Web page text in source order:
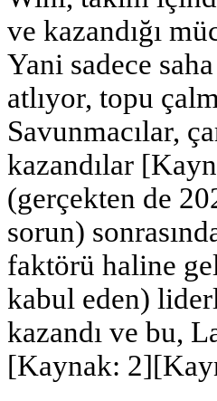
ve kazandığı
Yani sadece
atlıyor, topu
Savunmacılar,
kazandılar
(gerçekten de
sorun)
faktörü haline
kabul eden)
kazandı ve bu,
[Kaynak: